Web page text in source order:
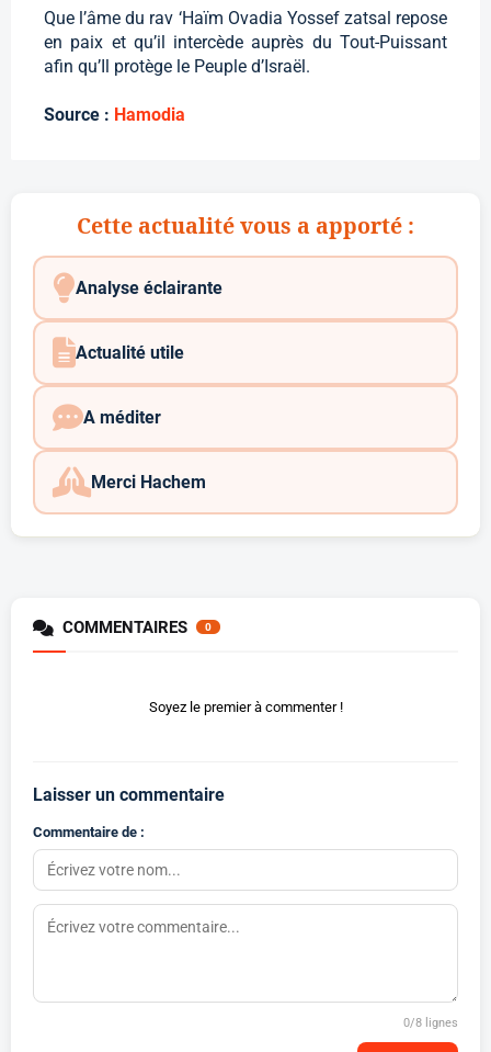
Que l’âme du rav ‘Haïm Ovadia Yossef zatsal repose
en paix et qu’il intercède auprès du Tout-Puissant
afin qu’Il protège le Peuple d’Israël.
Source : Hamodia
Cette actualité vous a apporté :
Analyse éclairante
Actualité utile
A méditer
Merci Hachem
COMMENTAIRES 0
Soyez le premier à commenter !
Laisser un commentaire
Commentaire de :
0/8 lignes